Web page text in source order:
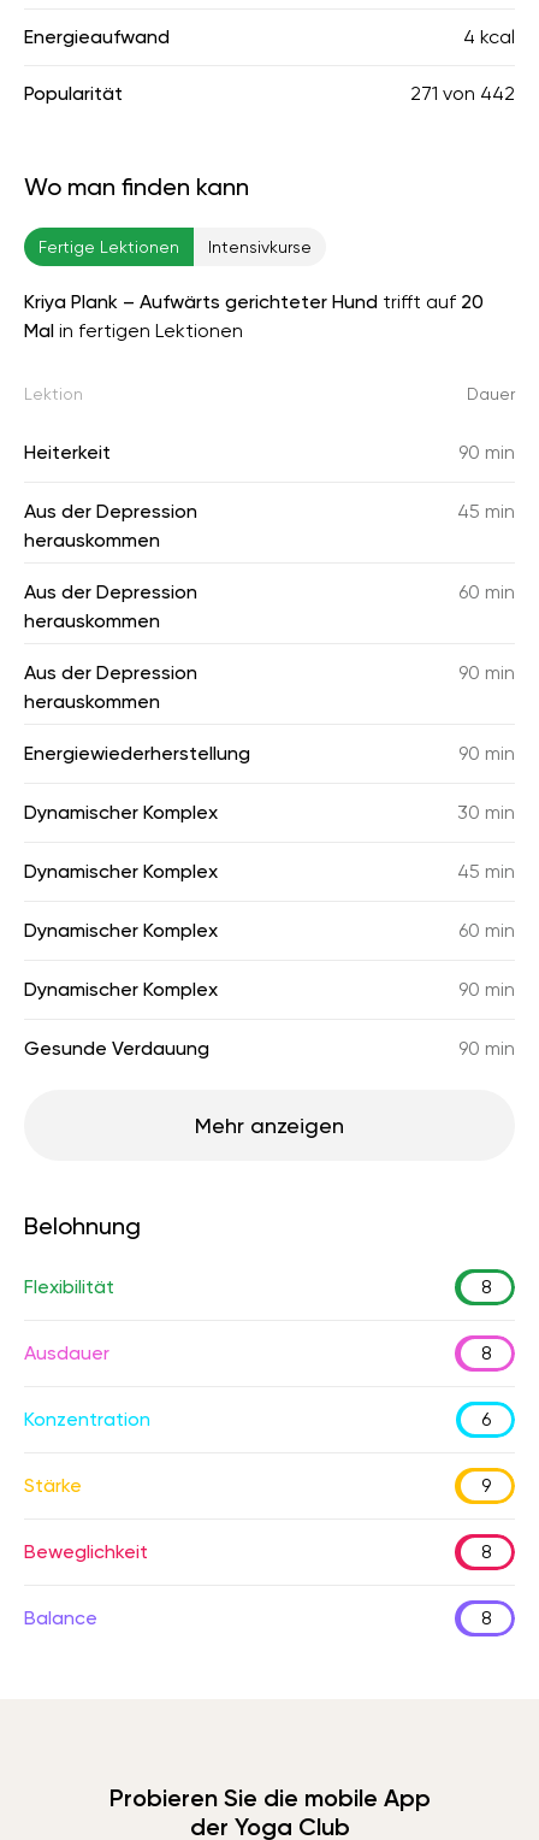
Energieaufwand 4 kcal
Popularität 271 von 442
Wo man finden kann
Fertige Lektionen Intensivkurse
Kriya Plank – Aufwärts gerichteter Hund trifft auf 20
Mal in fertigen Lektionen
Lektion Dauer
Heiterkeit 90 min
Aus der Depression
herauskommen
45 min
Aus der Depression
herauskommen
60 min
Aus der Depression
herauskommen
90 min
Energiewiederherstellung 90 min
Dynamischer Komplex 30 min
Dynamischer Komplex 45 min
Dynamischer Komplex 60 min
Dynamischer Komplex 90 min
Gesunde Verdauung 90 min
Mehr anzeigen
Belohnung
Flexibilität 8
Ausdauer 8
Konzentration 6
Stärke 9
Beweglichkeit 8
Balance 8
Probieren Sie die mobile App
der Yoga Club